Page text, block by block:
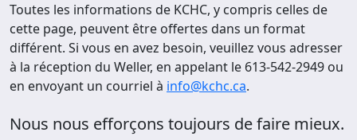
Toutes les informations de KCHC, y compris celles de
cette page, peuvent être offertes dans un format
différent. Si vous en avez besoin, veuillez vous adresser
à la réception du Weller, en appelant le 613-542-2949 ou
en envoyant un courriel à info@kchc.ca.
Nous nous efforçons toujours de faire mieux.